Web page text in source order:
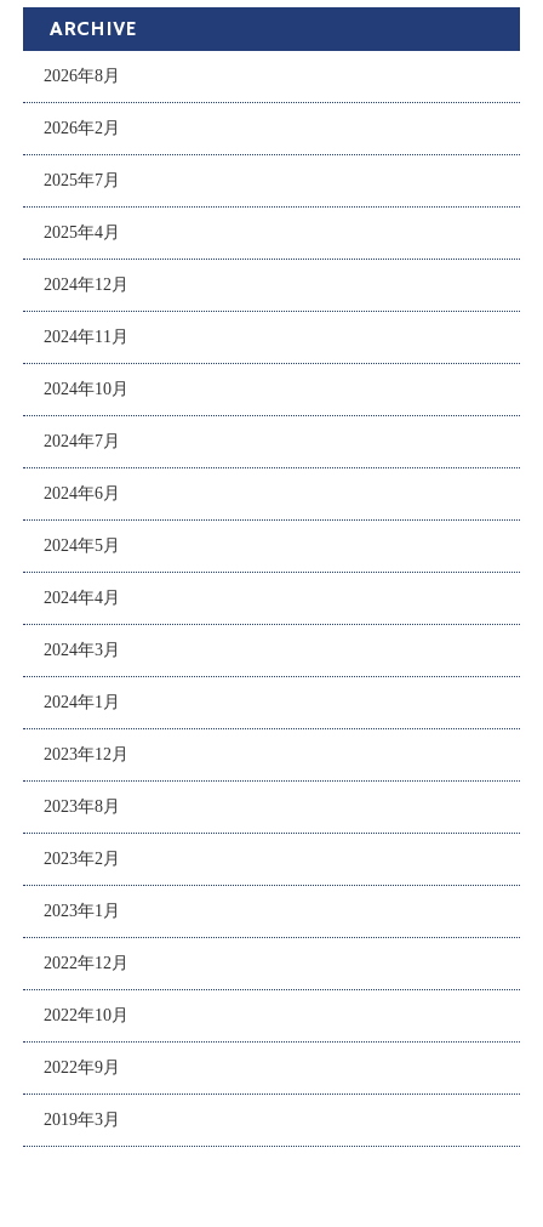
ARCHIVE
2026年8月
2026年2月
2025年7月
2025年4月
2024年12月
2024年11月
2024年10月
2024年7月
2024年6月
2024年5月
2024年4月
2024年3月
2024年1月
2023年12月
2023年8月
2023年2月
2023年1月
2022年12月
2022年10月
2022年9月
2019年3月